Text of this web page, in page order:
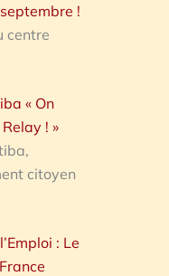
!
centre
« On
! »
citoyen
: Le